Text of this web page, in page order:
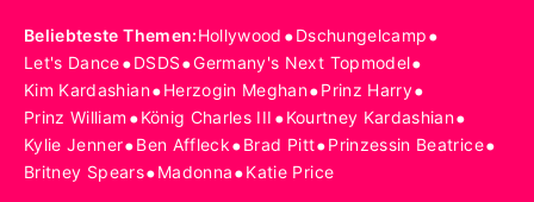
Beliebteste Themen:Hollywood •Dschungelcamp•
Let's Dance•DSDS•Germany's Next Topmodel•
Kim Kardashian•Herzogin Meghan•Prinz Harry•
Prinz William •König Charles III •Kourtney Kardashian•
Kylie Jenner•Ben Affleck•Brad Pitt•Prinzessin Beatrice•
Britney Spears•Madonna•Katie Price